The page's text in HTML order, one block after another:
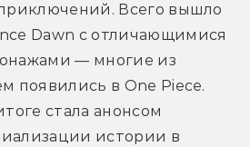
Всего вышло
Dawn с отличающимися
— многие из
появились в One Piece.
стала анонсом
истории в